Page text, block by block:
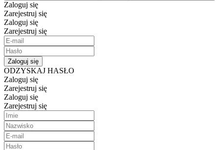
Zaloguj się
Zarejestruj się
Zaloguj się
Zarejestruj się
Zaloguj się
ODZYSKAJ HASŁO
Zaloguj się
Zarejestruj się
Zaloguj się
Zarejestruj się